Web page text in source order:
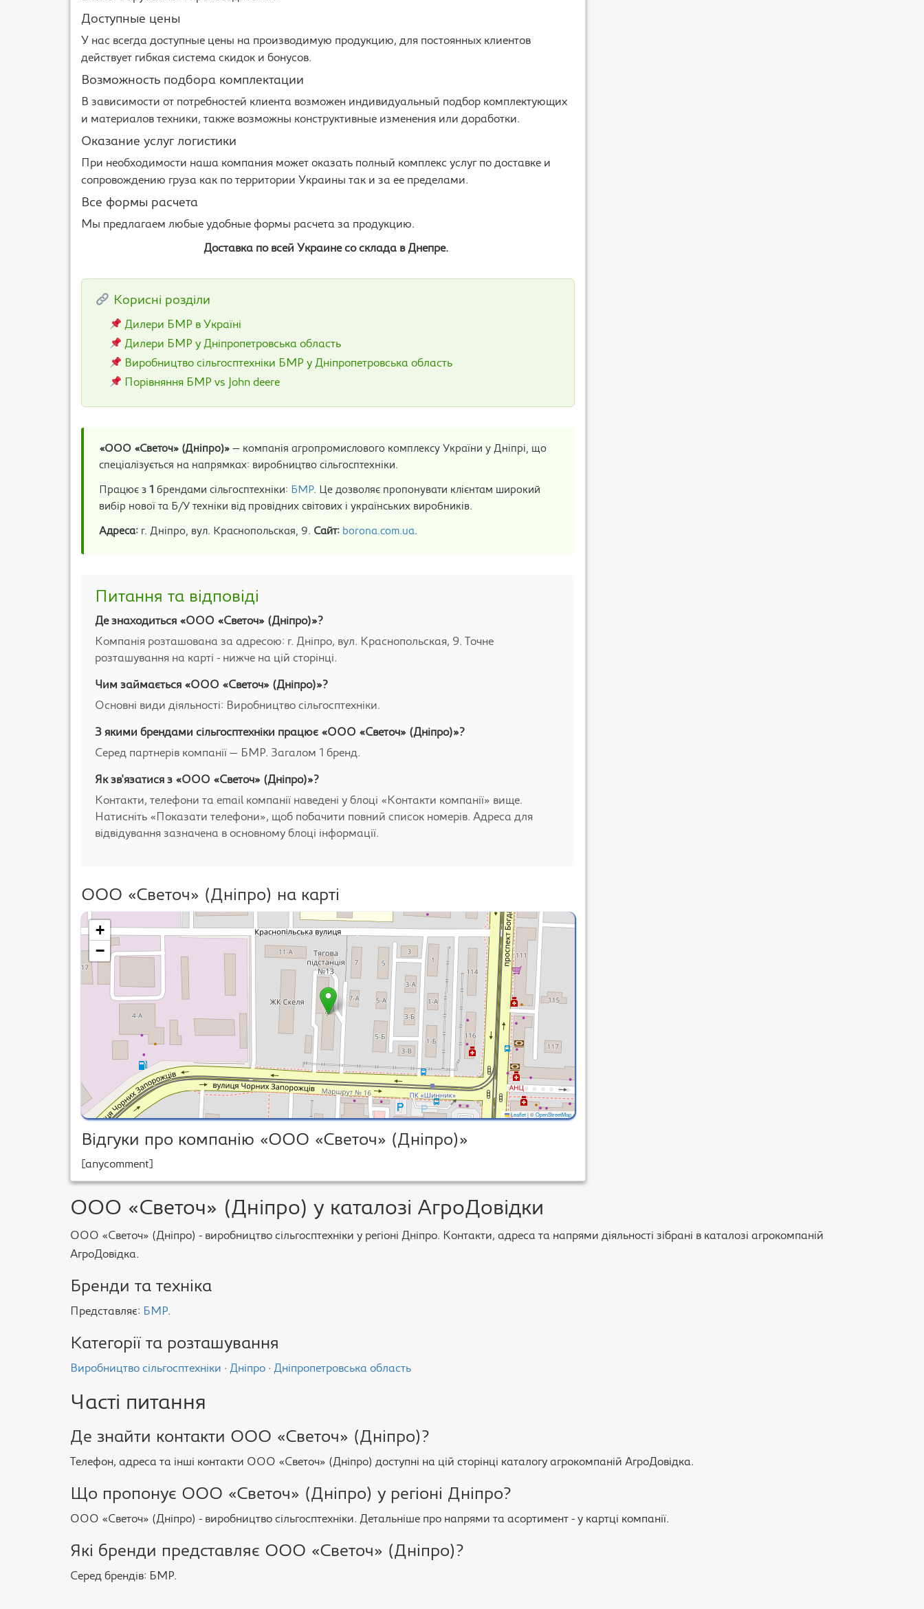
Доступные цены
У нас всегда доступные цены на производимую продукцию, для постоянных клиентов
действует гибкая система скидок и бонусов.
Возможность подбора комплектации
В зависимости от потребностей клиента возможен индивидуальный подбор комплектующих
и материалов техники, также возможны конструктивные изменения или доработки.
Оказание услуг логистики
При необходимости наша компания может оказать полный комплекс услуг по доставке и
сопровождению груза как по территории Украины так и за ее пределами.
Все формы расчета
Мы предлагаем любые удобные формы расчета за продукцию.
Доставка по всей Украине со склада в Днепре.
Корисні розділи
Дилери БМР в Україні
Дилери БМР у Дніпропетровська область
Виробництво сільгосптехніки БМР у Дніпропетровська область
Порівняння БМР vs John deere
«ООО «Светоч» (Дніпро)» — компанія агропромислового комплексу України у Дніпрі, що
спеціалізується на напрямках: виробництво сільгосптехніки.
Працює з 1 брендами сільгосптехніки: БМР. Це дозволяє пропонувати клієнтам широкий
вибір нової та Б/У техніки від провідних світових і українських виробників.
Адреса: г. Дніпро, вул. Краснопольская, 9. Сайт: borona.com.ua.
Питання та відповіді
Де знаходиться «ООО «Светоч» (Дніпро)»?
Компанія розташована за адресою: г. Дніпро, вул. Краснопольская, 9. Точне
розташування на карті - нижче на цій сторінці.
Чим займається «ООО «Светоч» (Дніпро)»?
Основні види діяльності: Виробництво сільгосптехніки.
З якими брендами сільгосптехніки працює «ООО «Светоч» (Дніпро)»?
Серед партнерів компанії — БМР. Загалом 1 бренд.
Як зв'язатися з «ООО «Светоч» (Дніпро)»?
Контакти, телефони та email компанії наведені у блоці «Контакти компанії» вище.
Натисніть «Показати телефони», щоб побачити повний список номерів. Адреса для
відвідування зазначена в основному блоці інформації.
ООО «Светоч» (Дніпро) на карті
+
−
Leaflet|©OpenStreetMap
Відгуки про компанію «ООО «Светоч» (Дніпро)»
[anycomment]
ООО «Светоч» (Дніпро) у каталозі АгроДовідки
ООО «Светоч» (Дніпро) - виробництво сільгосптехніки у регіоні Дніпро. Контакти, адреса та напрями діяльності зібрані в каталозі агрокомпаній
АгроДовідка.
Бренди та техніка
Представляє: БМР.
Категорії та розташування
Виробництво сільгосптехніки · Дніпро · Дніпропетровська область
Часті питання
Де знайти контакти ООО «Светоч» (Дніпро)?
Телефон, адреса та інші контакти ООО «Светоч» (Дніпро) доступні на цій сторінці каталогу агрокомпаній АгроДовідка.
Що пропонує ООО «Светоч» (Дніпро) у регіоні Дніпро?
ООО «Светоч» (Дніпро) - виробництво сільгосптехніки. Детальніше про напрями та асортимент - у картці компанії.
Які бренди представляє ООО «Светоч» (Дніпро)?
Серед брендів: БМР.